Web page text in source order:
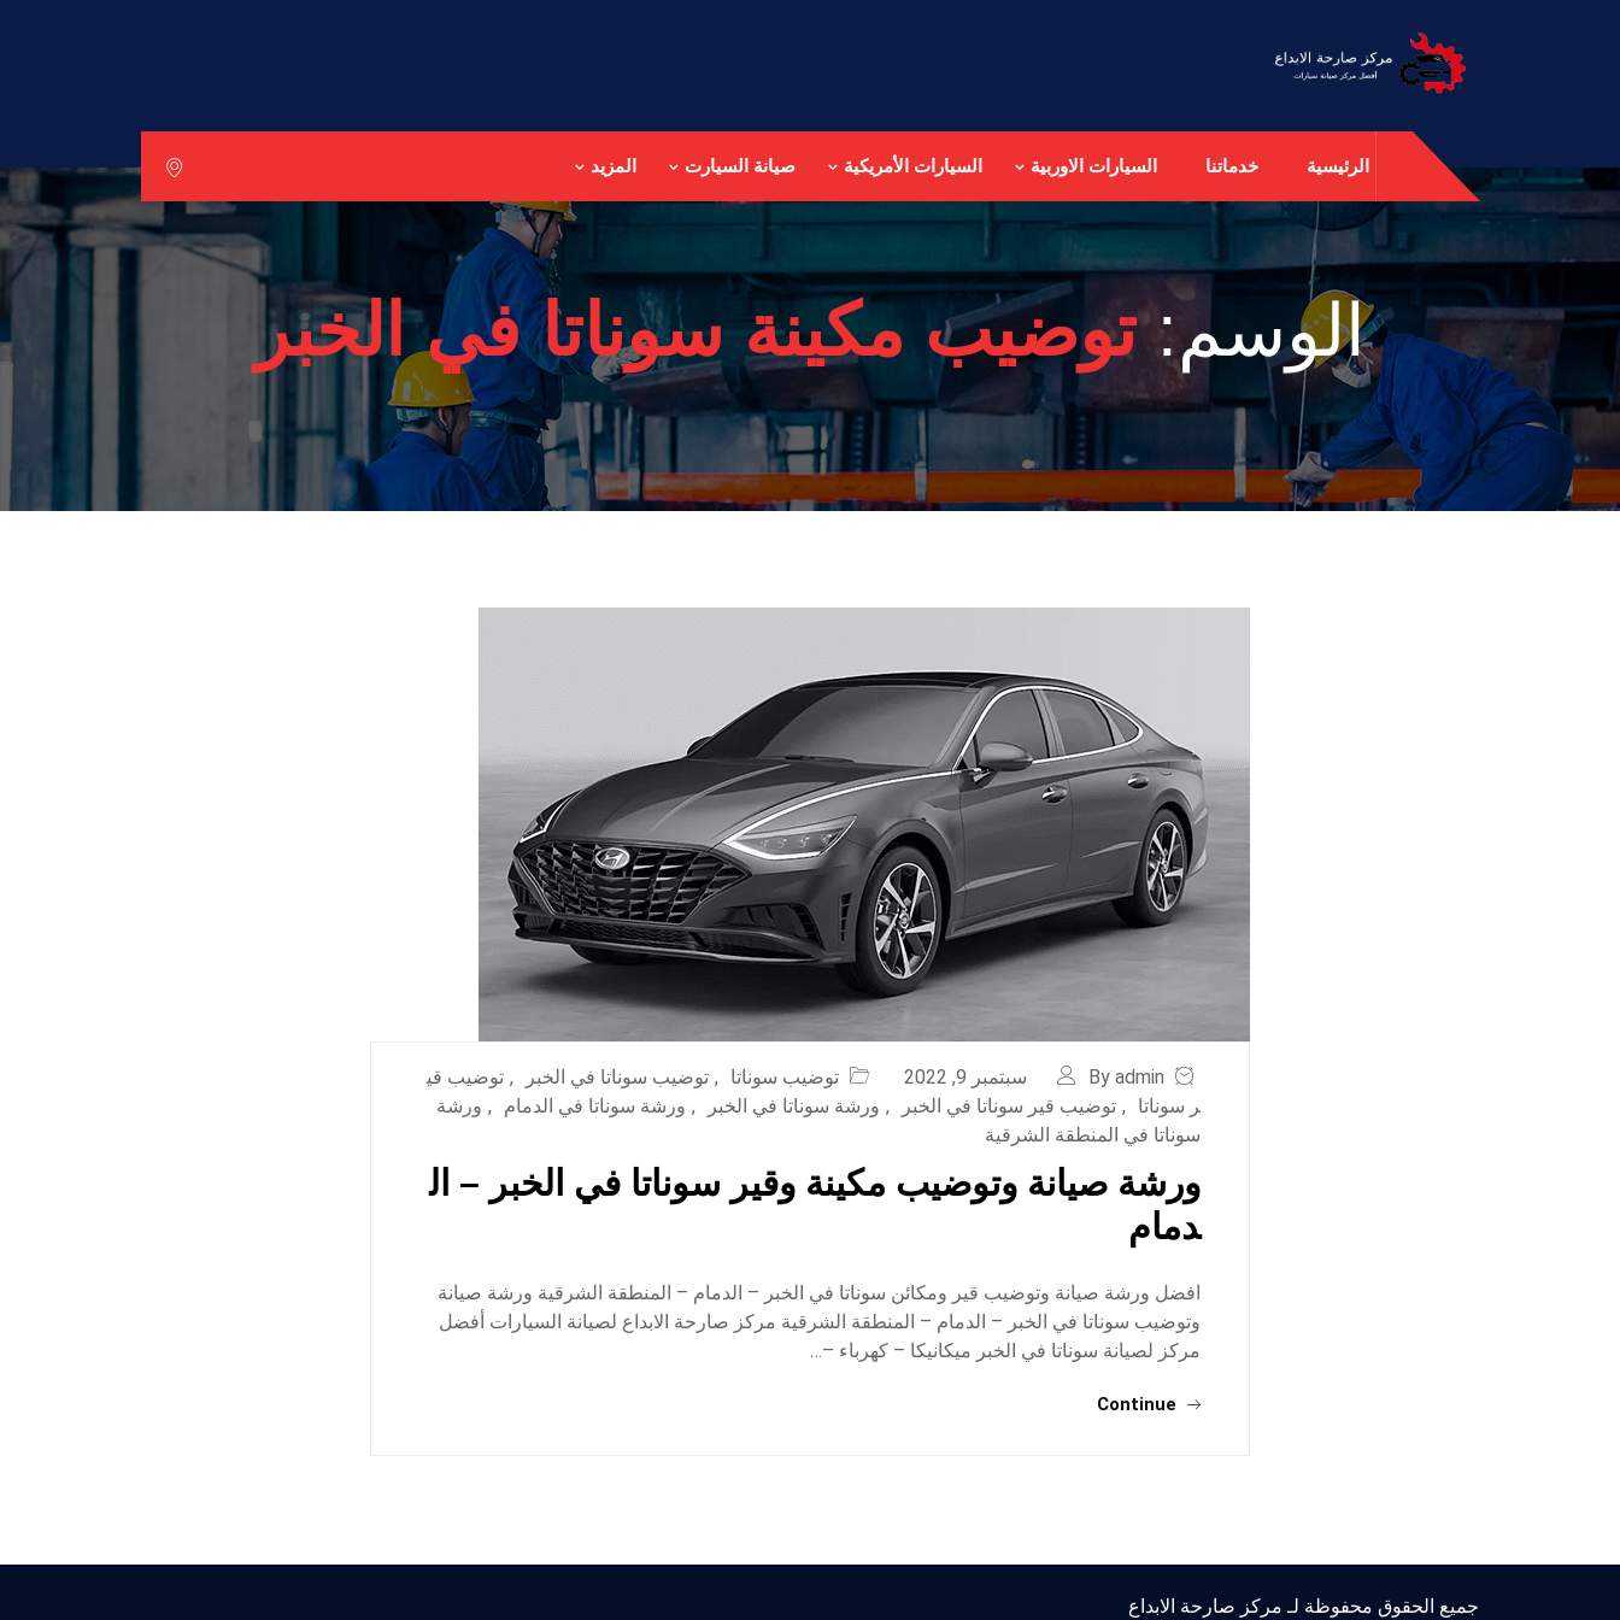
الرئيسية خدماتنا السيارات الاوربية السيارات الأمريكية صيانة السيارت المزيد
الوسم:توضيب مكينة سوناتا في الخبر
By admin سبتمبر 9, 2022 توضيب سوناتا , توضيب سوناتا في الخبر , توضيب قي
ر سوناتا
, توضيب قير سوناتا في الخبر , ورشة سوناتا في الخبر , ورشة سوناتا في الدمام , ورشة
سوناتا في المنطقة الشرقية
ورشة صيانة وتوضيب مكينة وقير سوناتا في الخبر – ال
دمام
افضل ورشة صيانة وتوضيب قير ومكائن سوناتا في الخبر – الدمام – المنطقة الشرقية ورشة صيانة
وتوضيب سوناتا في الخبر – الدمام – المنطقة الشرقية مركز صارحة الابداع لصيانة السيارات أفضل
مركز لصيانة سوناتا في الخبر ميكانيكا – كهرباء –…
Continue
جميع الحقوق محفوظة لـ مركز صارحة الابداع